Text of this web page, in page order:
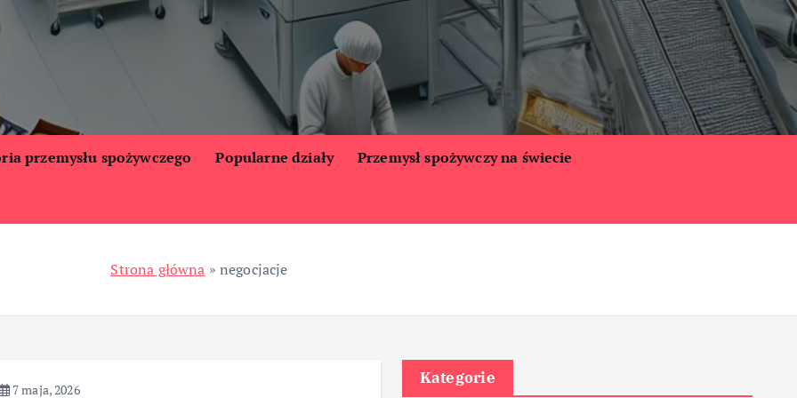
przemysłu spożywczego Popularne działy Przemysł spożywczy na świecie
Strona główna » negocjacje
7 maja, 2026
Kategorie